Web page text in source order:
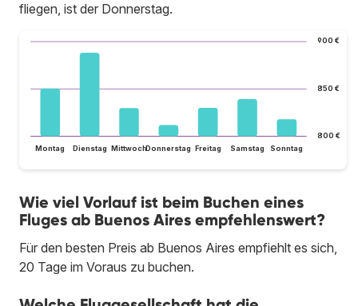
fliegen, ist der Donnerstag.
800 €
850 €
900 €
Montag Dienstag MittwochDonnerstag Freitag Samstag Sonntag
Wie viel Vorlauf ist beim Buchen eines
Fluges ab Buenos Aires empfehlenswert?
Für den besten Preis ab Buenos Aires empfiehlt es sich,
20 Tage im Voraus zu buchen.